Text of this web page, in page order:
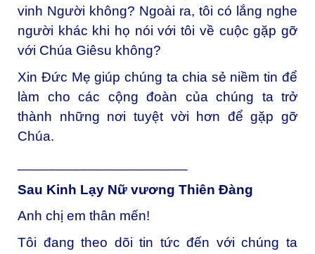
vinh Người không? Ngoài ra, tôi có lắng nghe
người khác khi họ nói với tôi về cuộc gặp gỡ
với Chúa Giêsu không?
Xin Đức Mẹ giúp chúng ta chia sẻ niềm tin để
làm cho các cộng đoàn của chúng ta trở
thành những nơi tuyệt vời hơn để gặp gỡ
Chúa.
Sau Kinh Lạy Nữ vương Thiên Đàng
Anh chị em thân mến!
Tôi đang theo dõi tin tức đến với chúng ta